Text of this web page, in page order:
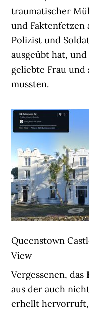
traumatischer
und Faktenfetzen
Polizist und
ausgeübt hat,
geliebte Frau
mussten.
Queenstown
View
Vergessenen, das
aus der auch
erhellt